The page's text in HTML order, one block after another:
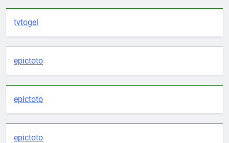
tvtogel
epictoto
epictoto
epictoto